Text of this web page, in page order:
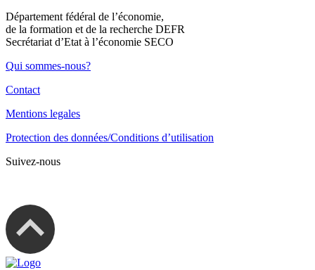
Département fédéral de l’économie,
de la formation et de la recherche DEFR
Secrétariat d’Etat à l’économie SECO
Qui sommes-nous?
Contact
Mentions legales
Protection des données/Conditions d’utilisation
Suivez-nous